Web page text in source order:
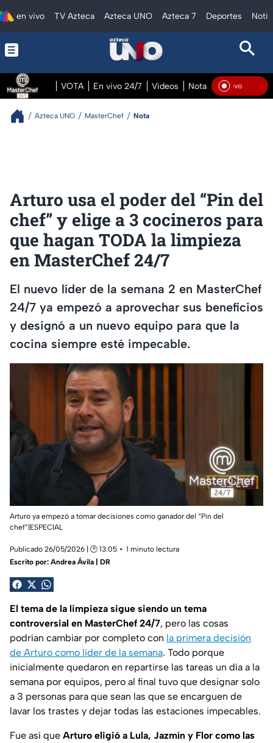
en vivo TV Azteca Azteca UNO Azteca 7 Deportes
VOTA En vivo 24/7 Videos Notas En vivo En
Azteca UNO MasterChef Nota
Arturo usa el poder del “Pin del
chef” y elige a 3 cocineros para
que hagan TODA la limpieza
en MasterChef 24/7
El nuevo líder de la semana 2 en MasterChef
24/7 ya empezó a aprovechar sus beneficios
y designó a un nuevo equipo para que la
cocina siempre esté impecable.
Arturo ya empezó a tomar decisiones como ganador del “Pin del
chef”|ESPECIAL
Publicado 26/05/2026 | 🕑 13:05
1 minuto lectura
Escrito por: Andrea Ávila | DR
El tema de la limpieza sigue siendo un tema
controversial en MasterChef 24/7, pero las cosas
podrían cambiar por completo con la primera decisión
de Arturo como líder de la semana. Todo porque
inicialmente quedaron en repartirse las tareas un día a la
semana por equipos, pero al final tuvo que designar solo
a 3 personas para que sean las que se encarguen de
lavar los trastes y dejar todas las estaciones impecables.
Fue así que Arturo eligió a Lula, Jazmín y Flor como las